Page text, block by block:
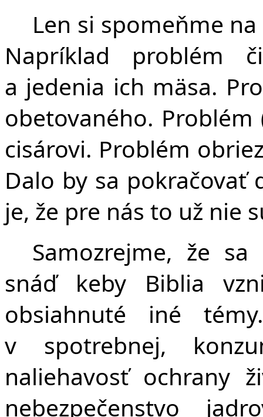
Len si spomeňme
Napríklad problém
a jedenia ich mäsa.
obetovaného.
cisárovi. Problém
Dalo by sa pokračovať
je, že pre nás to už nie
Samozrejme, že
snáď keby Biblia
obsiahnuté iné
v spotrebnej,
naliehavosť ochrany
nebezpečenstvo